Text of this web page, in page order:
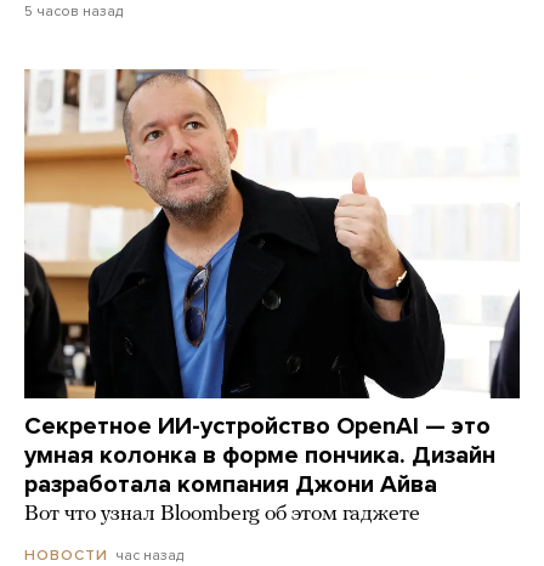
5 часов назад
Секретное ИИ-устройство OpenAI — это
умная колонка в форме пончика. Дизайн
разработала компания Джони Айва
Вот что узнал Bloomberg об этом гаджете
НОВОСТИ час назад